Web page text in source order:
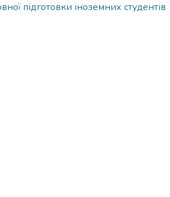
підготовки іноземних студентів